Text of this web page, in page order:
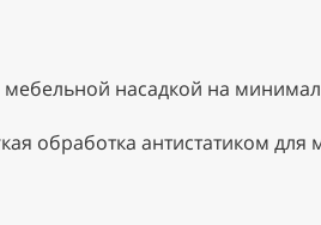
мебельной насадкой на
обработка антистатиком